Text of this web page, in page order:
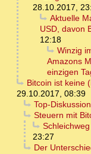
28.10.2017,
Aktuelle
USD, davon
12:18
Winzig
Amazons
einzigen
Bitcoin ist keine
29.10.2017, 08:39
Top-
Steuern mit
23:27
Der